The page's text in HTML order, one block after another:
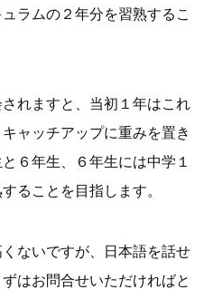
ラムの２年分を習熟するこ
れますと、当初１年はこれ
ャッチアップに重みを置き
６年生、６年生には中学１
ることを目指します。
ないですが、日本語を話せ
はお問合せいただければと